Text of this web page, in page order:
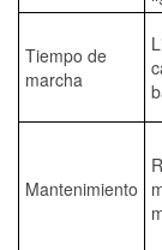
Tiempo de
marcha
Mantenimiento